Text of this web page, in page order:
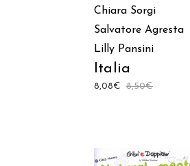
Chiara Sorgi
Salvatore Agresta
Lilly Pansini
Italia
8,50€
8,08€